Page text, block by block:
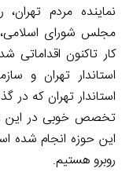
نماینده مردم
مجلس شورای اسلامی،
کار تاکنون
استاندار تهران و
استاندار تهران که
تخصص خوبی در این
این حوزه انجام شده
روبرو هستیم.